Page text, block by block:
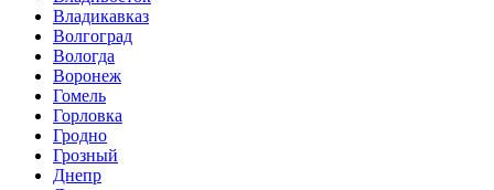
Владикавказ
Волгоград
Вологда
Воронеж
Гомель
Горловка
Гродно
Грозный
Днепр